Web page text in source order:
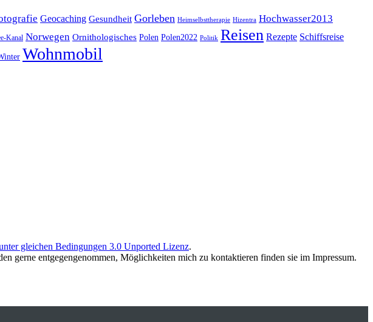
Geocaching Gesundheit Gorleben Heimselbsttherapie Hizentra Hochwasser2013
Kanal Norwegen Ornithologisches Polen Polen2022 Politik Reisen Rezepte Schiffsreise
Wohnmobil
gleichen Bedingungen 3.0 Unported Lizenz.
gerne entgegengenommen, Möglichkeiten mich zu kontaktieren finden sie im Impressum.